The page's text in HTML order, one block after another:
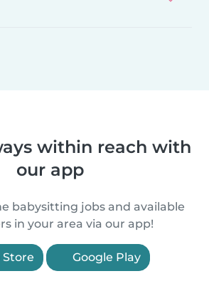
within reach with
our app
babysitting jobs and available
in your area via our app!
Google Play